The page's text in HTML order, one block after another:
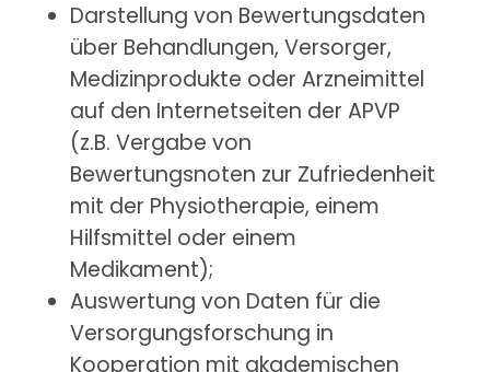
Darstellung von Bewertungsdaten
über Behandlungen, Versorger,
Medizinprodukte oder Arzneimittel
auf den Internetseiten der APVP
(z.B. Vergabe von
Bewertungsnoten zur Zufriedenheit
mit der Physiotherapie, einem
Hilfsmittel oder einem
Medikament);
Auswertung von Daten für die
Versorgungsforschung in
Kooperation mit akademischen